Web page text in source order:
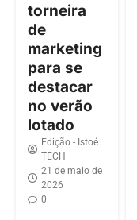
torneira
de
marketing
para se
destacar
no verão
lotado
Edição - Istoé
TECH
21 de maio de
2026
0